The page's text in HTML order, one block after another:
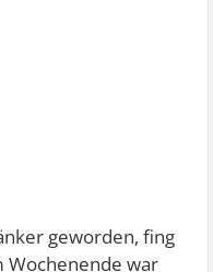
geworden, fing
Wochenende war